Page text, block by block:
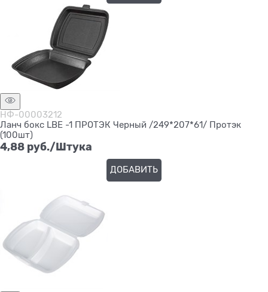
НФ-00003212
Ланч бокс LBE -1 ПРОТЭК Черный /249*207*61/ Протэк
(100шт)
4,88 руб./Штука
ДОБАВИТЬ